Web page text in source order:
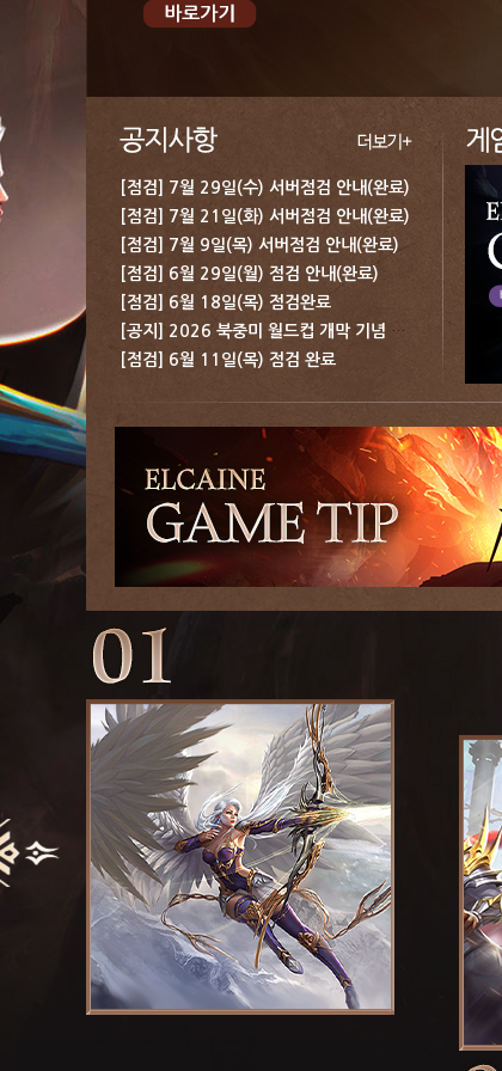
[점검] 7월 29일(수) 서버점검 안내(완료)
[점검] 7월 21일(화) 서버점검 안내(완료)
[점검] 7월 9일(목) 서버점검 안내(완료)
[점검] 6월 29일(월) 점검 안내(완료)
[점검] 6월 18일(목) 점검완료
[공지] 2026 북중미 월드컵 개막 기념 보상 지급 안내
[점검] 6월 11일(목) 점검 완료